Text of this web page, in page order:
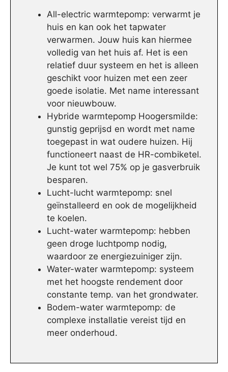
All-electric warmtepomp: verwarmt je
huis en kan ook het tapwater
verwarmen. Jouw huis kan hiermee
volledig van het huis af. Het is een
relatief duur systeem en het is alleen
geschikt voor huizen met een zeer
goede isolatie. Met name interessant
voor nieuwbouw.
Hybride warmtepomp Hoogersmilde:
gunstig geprijsd en wordt met name
toegepast in wat oudere huizen. Hij
functioneert naast de HR-combiketel.
Je kunt tot wel 75% op je gasverbruik
besparen.
Lucht-lucht warmtepomp: snel
geïnstalleerd en ook de mogelijkheid
te koelen.
Lucht-water warmtepomp: hebben
geen droge luchtpomp nodig,
waardoor ze energiezuiniger zijn.
Water-water warmtepomp: systeem
met het hoogste rendement door
constante temp. van het grondwater.
Bodem-water warmtepomp: de
complexe installatie vereist tijd en
meer onderhoud.